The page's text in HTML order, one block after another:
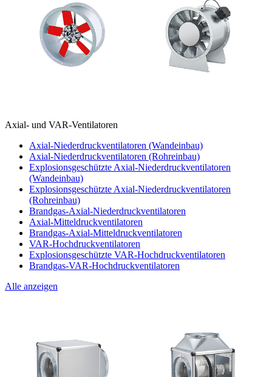
Axial- und VAR-Ventilatoren
Axial-Niederdruckventilatoren (Wandeinbau)
Axial-Niederdruckventilatoren (Rohreinbau)
Explosionsgeschützte Axial-Niederdruckventilatoren
(Wandeinbau)
Explosionsgeschützte Axial-Niederdruckventilatoren
(Rohreinbau)
Brandgas-Axial-Niederdruckventilatoren
Axial-Mitteldruckventilatoren
Brandgas-Axial-Mitteldruckventilatoren
VAR-Hochdruckventilatoren
Explosionsgeschützte VAR-Hochdruckventilatoren
Brandgas-VAR-Hochdruckventilatoren
Alle anzeigen